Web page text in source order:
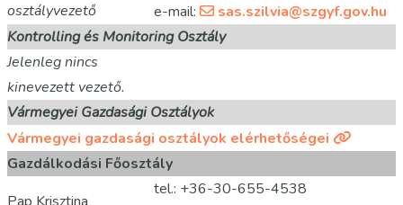
osztályvezető
e-mail:
sas.szilvia@szgyf.gov.hu
Kontrolling és Monitoring Osztály
Jelenleg nincs
kinevezett vezető.
Vármegyei Gazdasági Osztályok
Vármegyei gazdasági osztályok elérhetőségei
Gazdálkodási Főosztály
tel.: +36-30-655-4538